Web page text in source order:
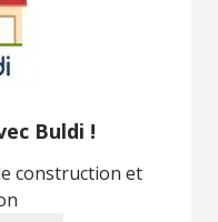
Buldi !
construction et